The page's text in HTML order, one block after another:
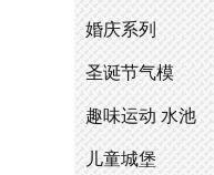
婚庆系列
圣诞节气模
趣味运动 水池
儿童城堡